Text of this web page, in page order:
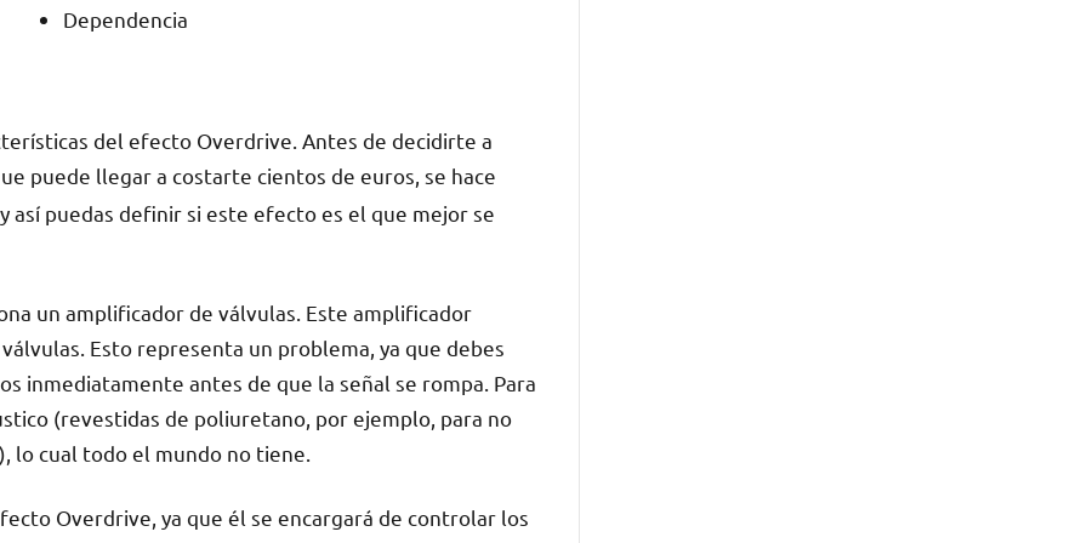
Dependencia
del efecto Overdrive. Antes de decidirte a
puede llegar a costarte cientos de euros, se hace
puedas definir si este efecto es el que mejor se
un amplificador de válvulas. Este amplificador
Esto representa un problema, ya que debes
inmediatamente antes de que la señal se rompa. Para
(revestidas de poliuretano, por ejemplo, para no
lo cual todo el mundo no tiene.
Overdrive, ya que él se encargará de controlar los